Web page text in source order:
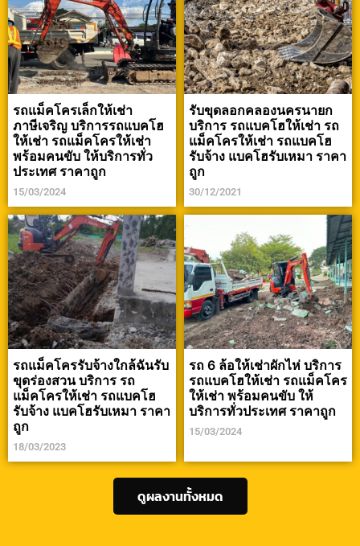
รถแม็คโครเล็กให้เช่า
ภาษีเจริญ บริการรถแบคโฮ
ให้เช่า รถแม็คโครให้เช่า
พร้อมคนขับ ให้บริการทั่ว
ประเทศ ราคาถูก
15/03/2024
รับขุดลอกคลองนครนายก
บริการ รถแบคโฮให้เช่า รถ
แม็คโครให้เช่า รถแบคโฮ
รับจ้าง แบคโฮรับเหมา ราคา
ถูก
30/12/2021
รถแม็คโครรับจ้างใกล้ฉันรับ
ขุดร่องสวน บริการ รถ
แม็คโครให้เช่า รถแบคโฮ
รับจ้าง แบคโฮรับเหมา ราคา
ถูก
18/03/2023
รถ 6 ล้อให้เช่าผักไห่ บริการ
รถแบคโฮให้เช่า รถแม็คโคร
ให้เช่า พร้อมคนขับ ให้
บริการทั่วประเทศ ราคาถูก
15/03/2024
ดูผลงานทั้งหมด